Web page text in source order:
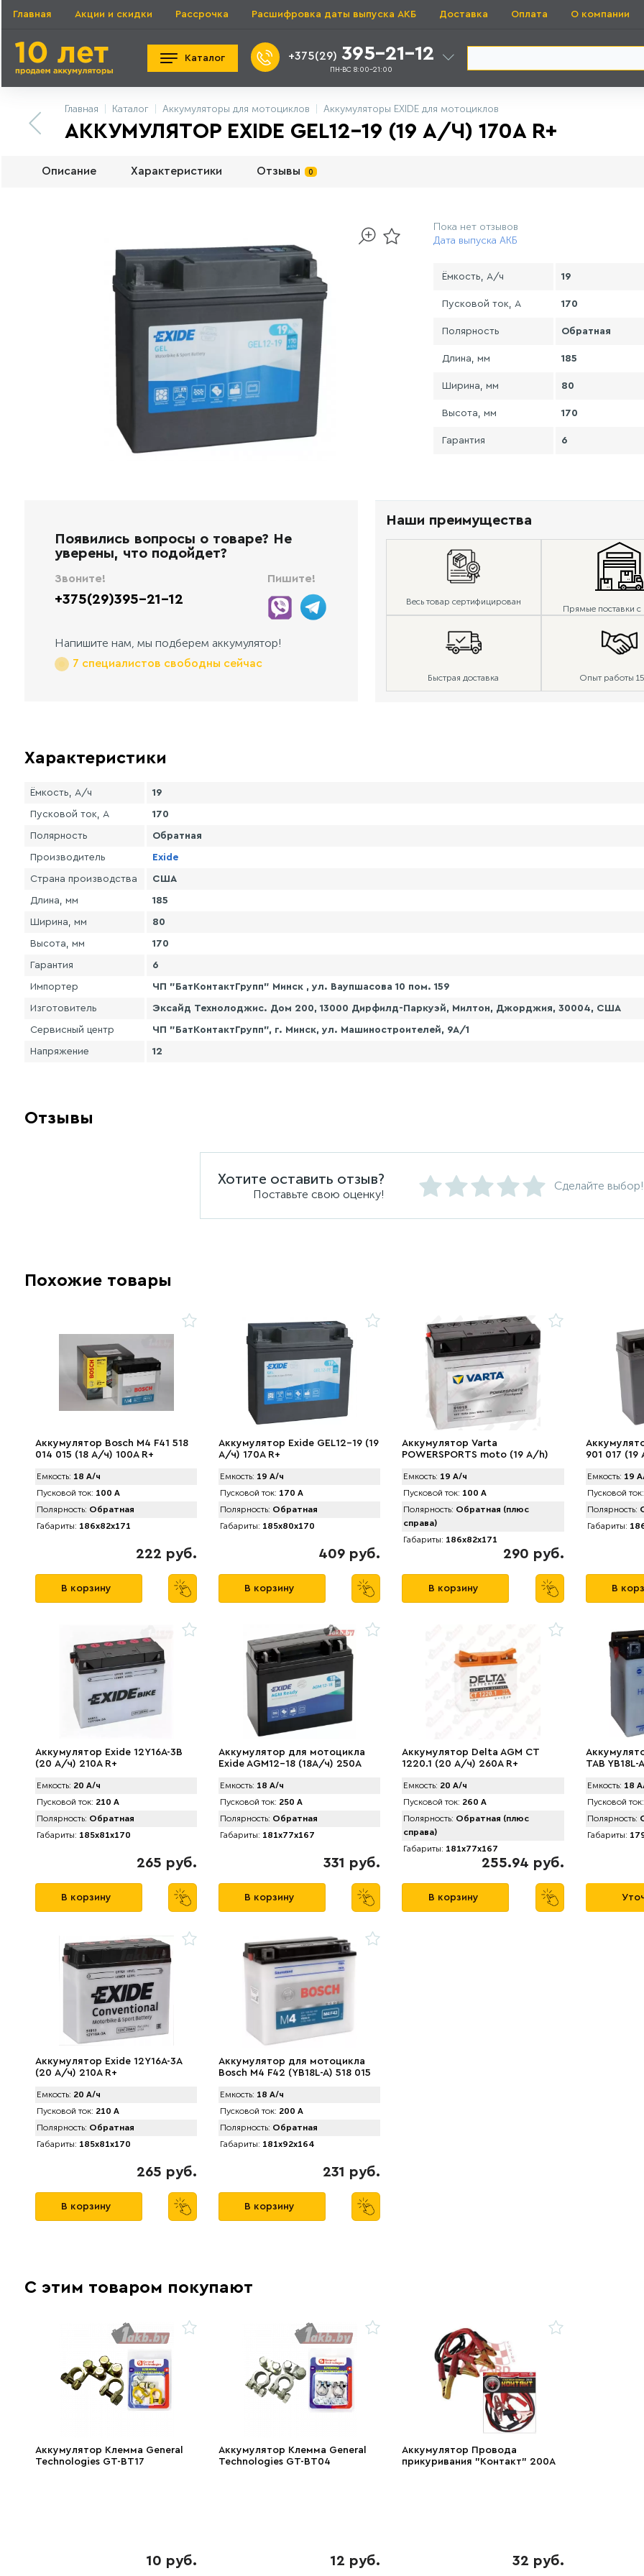
Главная Акции и скидки Рассрочка Расшифровка даты выпуска АКБ Доставка Оплата О компании
Каталог +375(29) 395-21-12
ПН-ВС 8:00-21:00
Главная Каталог Аккумуляторы для мотоциклов Аккумуляторы EXIDE для мотоциклов
АККУМУЛЯТОР EXIDE GEL12-19 (19 А/Ч) 170A R+
Описание Характеристики Отзывы 0
Пока нет отзывов
Дата выпуска АКБ
Ёмкость, А/ч 19
Пусковой ток, А 170
Полярность Обратная
Длина, мм 185
Ширина, мм 80
Высота, мм 170
Гарантия 6
Появились вопросы о товаре? Не
уверены, что подойдет?
Звоните!
+375(29)395-21-12
Пишите!
Напишите нам, мы подберем аккумулятор!
7 специалистов свободны сейчас
Наши преимущества
Весь товар сертифицирован
Прямые поставки с
Быстрая доставка Опыт работы
Характеристики
Ёмкость, А/ч 19
Пусковой ток, А 170
Полярность Обратная
Производитель Exide
Страна производства США
Длина, мм 185
Ширина, мм 80
Высота, мм 170
Гарантия 6
Импортер ЧП "БатКонтактГрупп" Минск , ул. Ваупшасова 10 пом. 159
Изготовитель Эксайд Технолоджис. Дом 200, 13000 Дирфилд-Паркуэй, Милтон, Джорджия, 30004, США
Сервисный центр ЧП "БатКонтактГрупп", г. Минск, ул. Машиностроителей, 9А/1
Напряжение 12
Отзывы
Хотите оставить отзыв?
Поставьте свою оценку!
Сделайте выбор!
Похожие товары
Аккумулятор Bosch M4 F41 518
014 015 (18 А/ч) 100A R+
Емкость: 18 А/ч
Пусковой ток: 100 А
Полярность: Обратная
Габариты: 186x82x171
222 руб.
В корзину
Аккумулятор Exide GEL12-19 (19
А/ч) 170A R+
Емкость: 19 А/ч
Пусковой ток: 170 А
Полярность: Обратная
Габариты: 185x80x170
409 руб.
В корзину
Аккумулятор Varta
POWERSPORTS moto (19 А/h)
Емкость: 19 А/ч
Пусковой ток: 100 А
Полярность: Обратная (плюс
справа)
Габариты: 186x82x171
290 руб.
В корзину
901 017 (19
Емкость: 19
Пусковой ток:
Полярность:
Габариты:
В
Аккумулятор Exide 12Y16A-3B
(20 А/ч) 210A R+
Емкость: 20 А/ч
Пусковой ток: 210 А
Полярность: Обратная
Габариты: 185x81x170
265 руб.
В корзину
Аккумулятор для мотоцикла
Exide AGM12-18 (18А/ч) 250А
Емкость: 18 А/ч
Пусковой ток: 250 А
Полярность: Обратная
Габариты: 181x77x167
331 руб.
В корзину
Аккумулятор Delta AGM СТ
1220.1 (20 А/ч) 260A R+
Емкость: 20 А/ч
Пусковой ток: 260 А
Полярность: Обратная (плюс
справа)
Габариты: 181x77x167
255.94 руб.
В корзину
TAB YB18L-
Емкость: 18
Пусковой ток:
Полярность:
Габариты:
Аккумулятор Exide 12Y16A-3A
(20 А/ч) 210A R+
Емкость: 20 А/ч
Пусковой ток: 210 А
Полярность: Обратная
Габариты: 185x81x170
265 руб.
В корзину
Аккумулятор для мотоцикла
Bosch M4 F42 (YB18L-A) 518 015
Емкость: 18 А/ч
Пусковой ток: 200 А
Полярность: Обратная
Габариты: 181x92x164
231 руб.
В корзину
С этим товаром покупают
Аккумулятор Клемма General
Technologies GT-BT17
10 руб.
Аккумулятор Клемма General
Technologies GT-BT04
12 руб.
Аккумулятор Провода
прикуривания "Контакт" 200А
32 руб.